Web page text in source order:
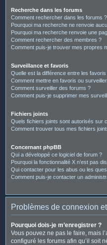
Recherche dans les forums
Comment rechercher dans les forums ?
Pourquoi ma recherche ne renvoie
Pourquoi ma recherche renvoie une
Comment rechercher des membres ?
Comment puis-je trouver mes propres
Surveillance et favoris
Quelle est la différence entre les
Comment mettre en favoris ou
Comment surveiller des forums ?
Comment puis-je supprimer mes
Fichiers joints
Quels fichiers joints sont autorisés sur
Comment trouver tous mes fichiers
Concernant phpBB
Qui a développé ce logiciel de forum ?
Pourquoi la fonctionnalité X n’est pas
Qui contacter pour les abus ou les
Comment puis-je contacter un
Problèmes de connexion
Pourquoi dois-je m’enregistrer ?
Vous pouvez ne pas le faire, mais
configuré les forums afin qu’il soit